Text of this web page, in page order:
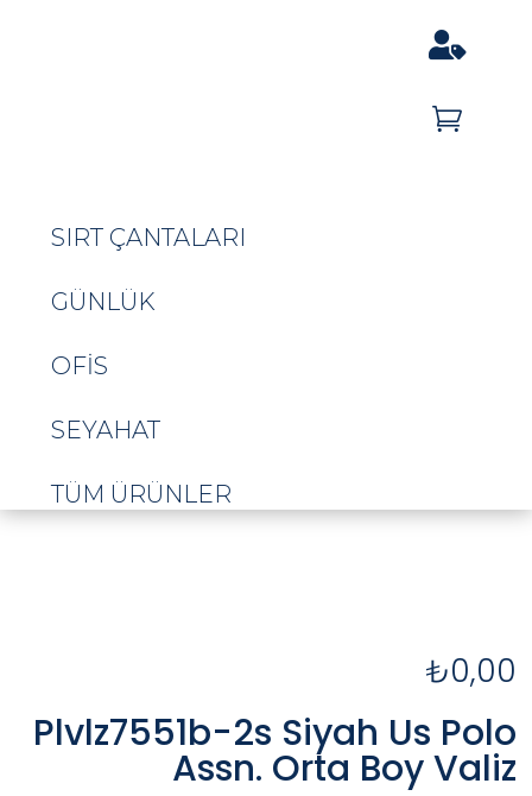


SIRT ÇANTALARI
GÜNLÜK
OFIS
SEYAHAT
TÜM ÜRÜNLER
₺0,00
Plvlz7551b-2s Siyah Us Polo
Assn. Orta Boy Valiz